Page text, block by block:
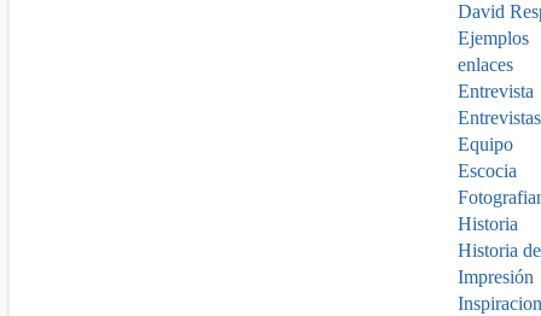
David
Ejemplos
enlaces
Entrevista
Entrevistas
Equipo
Escocia
Historia
Historia
Impresión